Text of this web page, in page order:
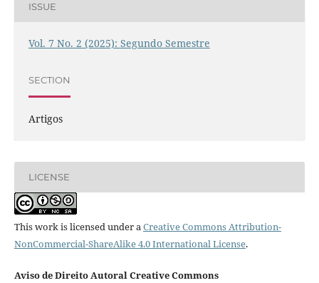
ISSUE
Vol. 7 No. 2 (2025): Segundo Semestre
SECTION
Artigos
LICENSE
This work is licensed under a Creative Commons Attribution-
NonCommercial-ShareAlike 4.0 International License.
Aviso de Direito Autoral Creative Commons